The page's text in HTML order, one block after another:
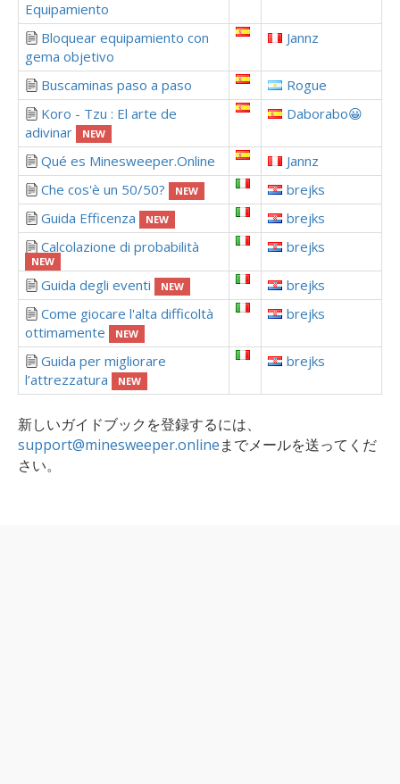
Equipamiento
Bloquear equipamiento con
gema objetivo
Jannz
Buscaminas paso a paso
Rogue
Koro - Tzu : El arte de
adivinar
NEW
Daborabo😀
Qué es Minesweeper.Online
Jannz
Che cos'è un 50/50?
NEW
brejks
Guida Efficenza
NEW
brejks
Calcolazione di probabilità
NEW
brejks
Guida degli eventi NEW
brejks
Come giocare l'alta difficoltà
ottimamente
NEW
brejks
Guida per migliorare
l’attrezzatura
NEW
brejks
新しいガイドブックを登録するには、
support@minesweeper.onlineまでメールを送ってくだ
さい。